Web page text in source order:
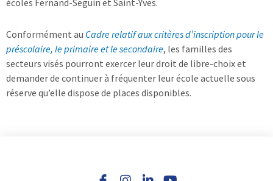
Conformément au Cadre relatif aux critères d’inscription pour le
préscolaire, le primaire et le secondaire, les familles des
secteurs visés pourront exercer leur droit de libre-choix et
demander de continuer à fréquenter leur école actuelle sous
réserve qu’elle dispose de places disponibles.